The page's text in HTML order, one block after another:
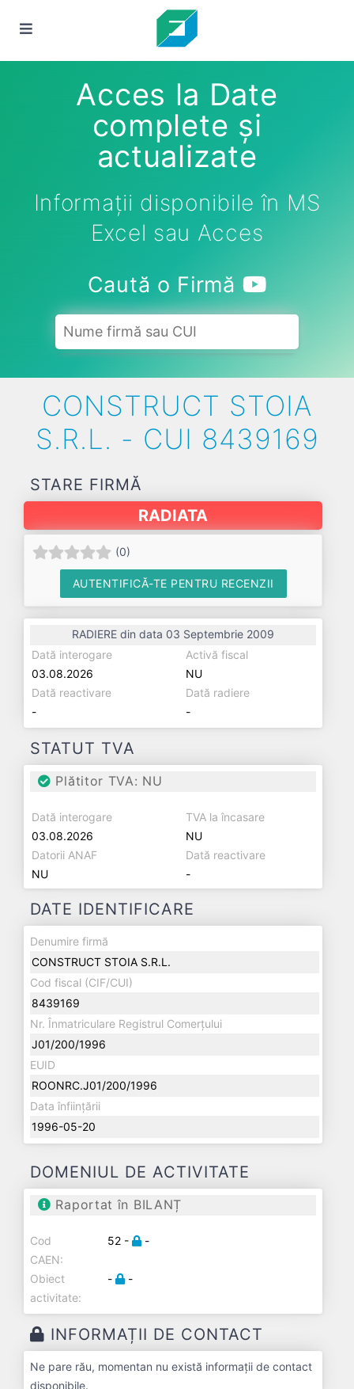
Acces la Date
complete și
actualizate
Informații disponibile în MS
Excel sau Acces
Caută o Firmă
CONSTRUCT STOIA
S.R.L. - CUI 8439169
STARE FIRMĂ
RADIATA
(0)
AUTENTIFICĂ-TE PENTRU RECENZII
RADIERE din data 03 Septembrie 2009
Dată interogare
03.08.2026
Activă fiscal
NU
Dată reactivare
-
Dată radiere
-
STATUT TVA
Plătitor TVA: NU
Dată interogare
03.08.2026
TVA la încasare
NU
Datorii ANAF
NU
Dată reactivare
-
DATE IDENTIFICARE
Denumire firmă
CONSTRUCT STOIA S.R.L.
Cod fiscal (CIF/CUI)
8439169
Nr. Înmatriculare Registrul Comerțului
J01/200/1996
EUID
ROONRC.J01/200/1996
Data înființării
1996-05-20
DOMENIUL DE ACTIVITATE
Raportat în BILANȚ
Cod
CAEN:
52 - -
Obiect
activitate:
- -
INFORMAȚII DE CONTACT
Ne pare rău, momentan nu există informații de contact
disponibile.